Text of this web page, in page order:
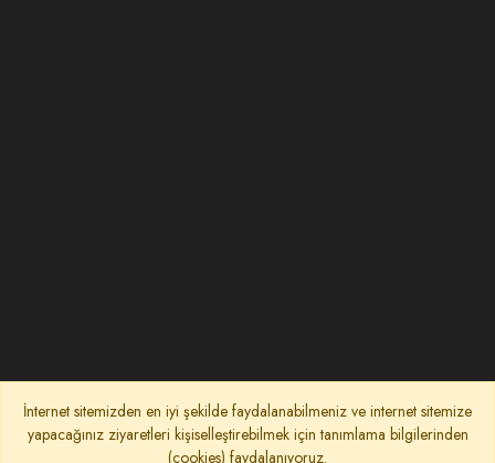
İnternet sitemizden en iyi şekilde faydalanabilmeniz ve internet sitemize
yapacağınız ziyaretleri kişiselleştirebilmek için tanımlama bilgilerinden
(cookies) faydalanıyoruz.